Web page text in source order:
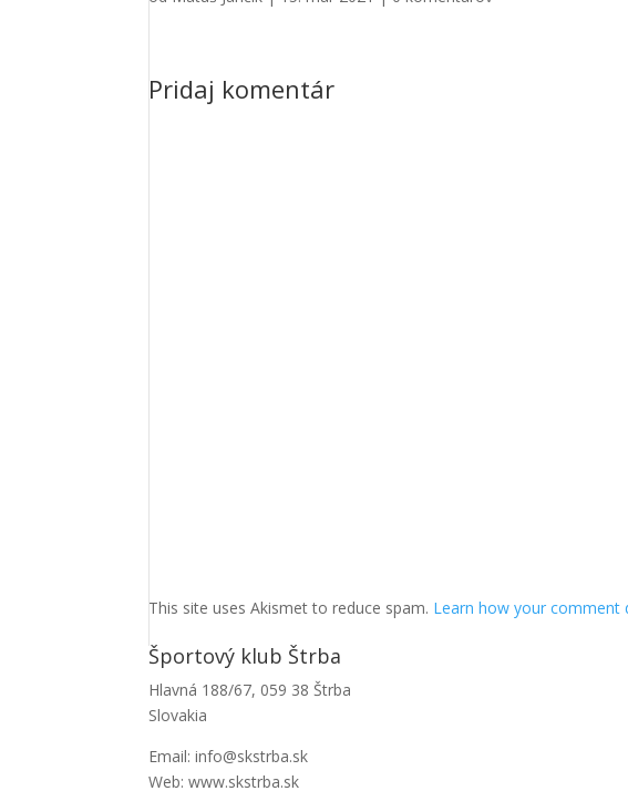
Pridaj komentár
This site uses Akismet to reduce spam. Learn how your comment
Športový klub Štrba
Hlavná 188/67, 059 38 Štrba
Slovakia
Email: info@skstrba.sk
Web: www.skstrba.sk